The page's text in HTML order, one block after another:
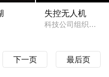
乱。刑部尚书郑重（黄正利
失控无人机
科技公司组织员工
下一页 最后页